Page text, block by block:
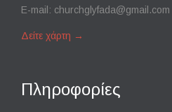
E-mail: churchglyfada@gmail.com
Δείτε χάρτη →
Πληροφορίες